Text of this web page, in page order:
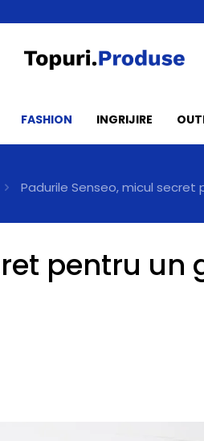
FASHION INGRIJIRE
Padurile Senseo, micul
pentru un